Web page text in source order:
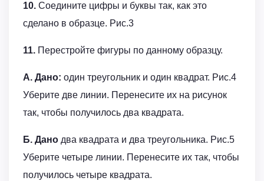
10. Соедините цифры и буквы так, как это
сделано в образце. Рис.3
11. Перестройте фигуры по данному образцу.
А. Дано: один треугольник и один квадрат. Рис.4
Уберите две линии. Перенесите их на рисунок
так, чтобы получилось два квадрата.
Б. Дано два квадрата и два треугольника. Рис.5
Уберите четыре линии. Перенесите их так, чтобы
получилось четыре квадрата.